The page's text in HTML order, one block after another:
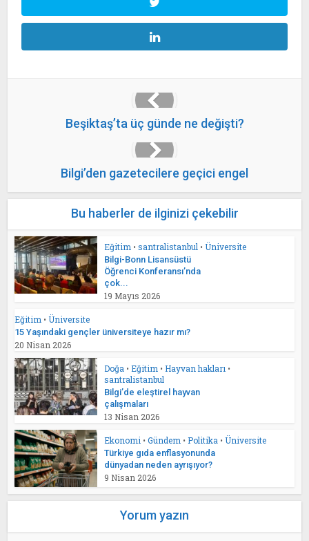
Beşiktaş’ta üç günde ne değişti?
Bilgi’den gazetecilere geçici engel
Bu haberler de ilginizi çekebilir
Eğitim • santralistanbul • Üniversite
Bilgi-Bonn Lisansüstü
Öğrenci Konferansı’nda
çok...
19 Mayıs 2026
Eğitim • Üniversite
15 Yaşındaki gençler üniversiteye hazır mı?
20 Nisan 2026
Doğa • Eğitim • Hayvan hakları •
santralistanbul
Bilgi’de eleştirel hayvan
çalışmaları
13 Nisan 2026
Ekonomi • Gündem • Politika • Üniversite
Türkiye gıda enflasyonunda
dünyadan neden ayrışıyor?
9 Nisan 2026
Yorum yazın